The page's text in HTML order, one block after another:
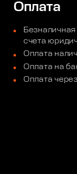
Оплата
счета
Оплата
Оплата на
Оплата